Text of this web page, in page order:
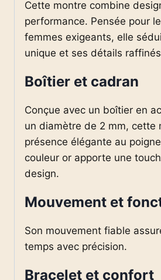
Cette montre combine
performance. Pensée pour
femmes exigeants, elle
unique et ses détails
Boîtier et cadran
Conçue avec un boîtier en
un diamètre de 2 mm, cette
présence élégante au
couleur or apporte une
design.
Mouvement et
Son mouvement fiable
temps avec précision.
Bracelet et confort